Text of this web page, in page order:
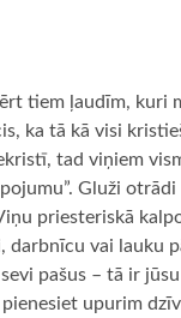
tiem ļaudīm, kuri
ka tā kā visi
tad viņiem
Gluži
priesteriskā
vai lauku
pašus – tā ir jūsu
upurim